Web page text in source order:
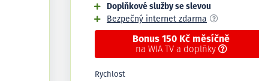
Doplňkové služby se slevou
Bezpečný internet zdarma
Bonus 150 Kč měsíčně
na WIA TV a doplňky
Rychlost